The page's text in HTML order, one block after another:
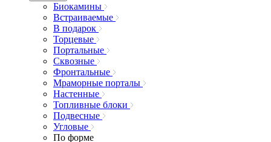
Биокамины
Встраиваемые
В подарок
Торцевые
Портальные
Сквозные
Фронтальные
Мраморные порталы
Настенные
Топливные блоки
Подвесные
Угловые
По форме